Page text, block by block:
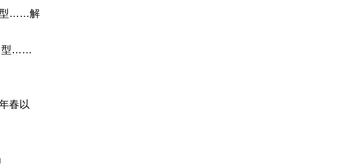
型……解
型……
春以